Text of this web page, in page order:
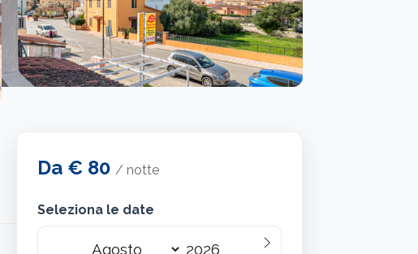
Da € 80 / notte
Seleziona le date